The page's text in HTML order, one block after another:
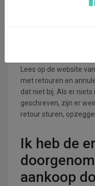
Lees op de website
met retouren en
dat niet bij. Als er
geschreven, zijn er
retour sturen,
Ik heb de
aankoop